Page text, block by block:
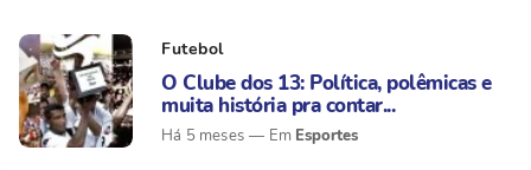
Futebol
O Clube dos 13: Política, polêmicas e
muita história pra contar...
Há 5 meses Esportes